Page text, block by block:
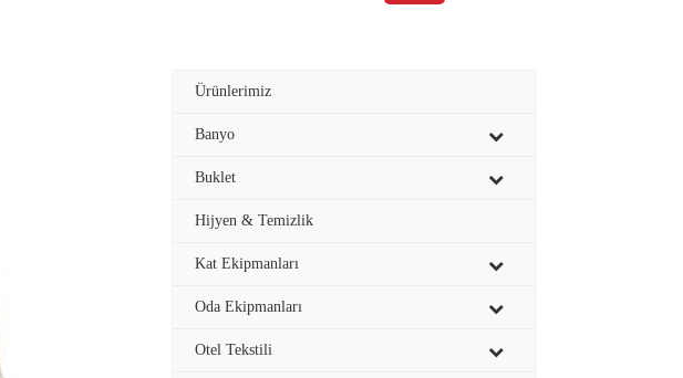
Ürünlerimiz
Banyo
Buklet
Hijyen & Temizlik
Kat Ekipmanları
Oda Ekipmanları
Otel Tekstili